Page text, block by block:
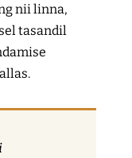
nii linna,
tasandil